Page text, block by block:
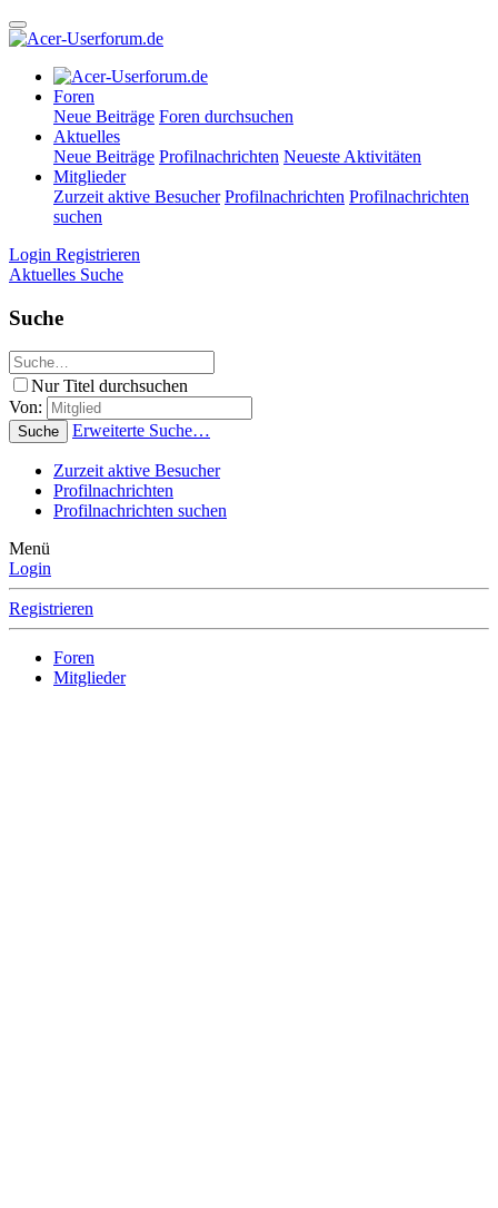
Foren
Neue Beiträge Foren durchsuchen
Aktuelles
Neue Beiträge Profilnachrichten Neueste Aktivitäten
Mitglieder
Zurzeit aktive Besucher Profilnachrichten Profilnachrichten
suchen
Login Registrieren
Aktuelles Suche
Suche
Nur Titel durchsuchen
Von:
Suche Erweiterte Suche…
Zurzeit aktive Besucher
Profilnachrichten
Profilnachrichten suchen
Menü
Login
Registrieren
Foren
Mitglieder